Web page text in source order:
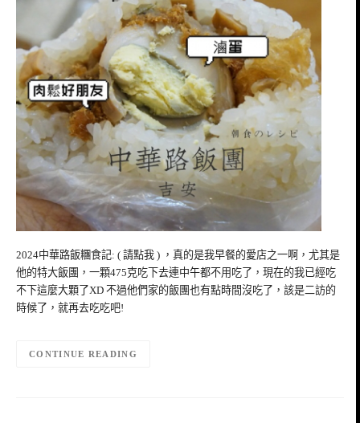
2024中華路飯糰食記: ( 請點我 ) ，真的是我早餐的愛店之一啊，尤其是
他的特大飯團，一顆475克吃下去連中午都不用吃了，現在的我已經吃
不下這麼大顆了XD 不過他們家的飯團也有點時間沒吃了，該是二訪的
時候了，就再去吃吃吧!
CONTINUE READING